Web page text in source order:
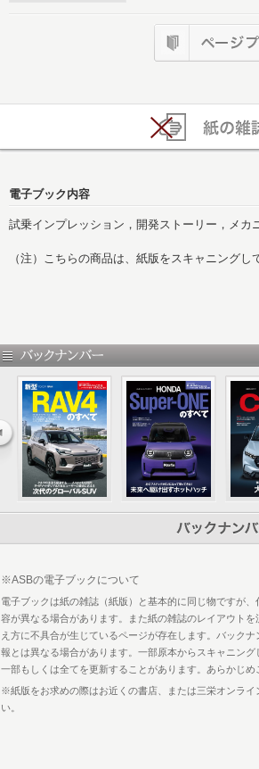
電子ブック内容
試乗インプレッション，開発ストーリー，メ
（注）こちらの商品は、紙版をスキャニング
用しております。また、ページによっては傷
ドライビング・インプレッション
ライバル車：ドライビング・インプレッショ
ライバル車：ドライビング・インプレッショ
星島 浩の“甘辛”試乗インプレッション
メカニズム詳密解説
デザイン・インタビュー
開発ストーリー
カラーピンナップ
使い勝手徹底チェック
アクセサリー＆ドレスアップパーツガイド
※ASBの電子ブックについて
電子ブックは紙の雑誌（紙版）と基本的に同じ物ですが
容が異なる場合があります。また紙の雑誌のレイアウト
え方に不具合が生じているページが存在します。バック
報とは異なる場合があります。一部原本からスキャニン
一部もしくは全てを更新することがあります。あらかじめ
※紙版をお求めの際はお近くの書店、または三栄オンライ
い。